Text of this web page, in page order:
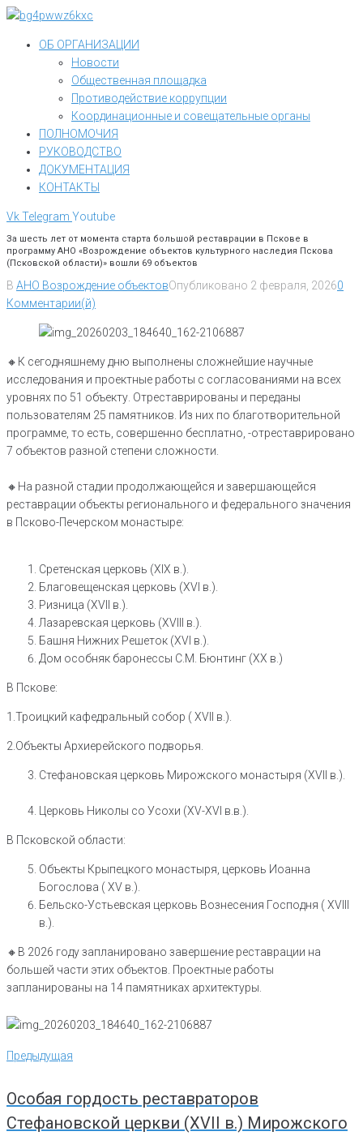
Перейти
контентуОБ ОРГАНИЗАЦИИ
Новости
Общественная площадка
Противодействие коррупции
Координационные и совещательные органы
ПОЛНОМОЧИЯ
РУКОВОДСТВО
ДОКУМЕНТАЦИЯ
КОНТАКТЫ
VkTelegram Youtube
За шесть лет от момента старта большой реставрации в Пскове в
программу АНО «Возрождение объектов культурного наследия Пскова
(Псковской области)» вошли 69 объектов
В АНО Возрождение объектовОпубликовано 2 февраля, 20260
Комментарии(й)
🔸К сегодняшнему дню выполнены сложнейшие научные
исследования и проектные работы с согласованиями на всех
уровнях по 51 объекту. Отреставрированы и переданы
пользователям 25 памятников. Из них по благотворительной
программе, то есть, совершенно бесплатно, -отреставрировано
7 объектов разной степени сложности.
🔸На разной стадии продолжающейся и завершающейся
реставрации объекты регионального и федерального значения
в Псково-Печерском монастыре:
Сретенская церковь (XIX в.).
Благовещенская церковь (XVI в.).
Ризница (XVII в.).
Лазаревская церковь (XVIII в.).
Башня Нижних Решеток (XVI в.).
Дом особняк баронессы С.М. Бюнтинг (XX в.)
В Пскове:
1.Троицкий кафедральный собор ( XVII в.).
2.Объекты Архиерейского подворья.
Стефановская церковь Мирожского монастыря (XVII в.).
Церковь Николы со Усохи (XV-XVI в.в.).
В Псковской области:
Объекты Крыпецкого монастыря, церковь Иоанна
Богослова ( XV в.).
Бельско-Устьевская церковь Вознесения Господня ( XVIII
в.).
🔸В 2026 году запланировано завершение реставрации на
большей части этих объектов. Проектные работы
запланированы на 14 памятниках архитектуры.
Навигация
по
Предыдущая
Предыдущая
Особая гордость реставраторов
Стефановской церкви (XVII в.) Мирожского